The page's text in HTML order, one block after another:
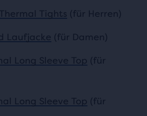
Tights (für Herren)
Laufjacke (für Damen)
Long Sleeve Top (für
Long Sleeve Top (für